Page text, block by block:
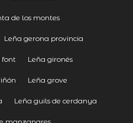
de los montes
Leña gerona provincia
font Leña gironés
Leña grove
Leña guils de cerdanya